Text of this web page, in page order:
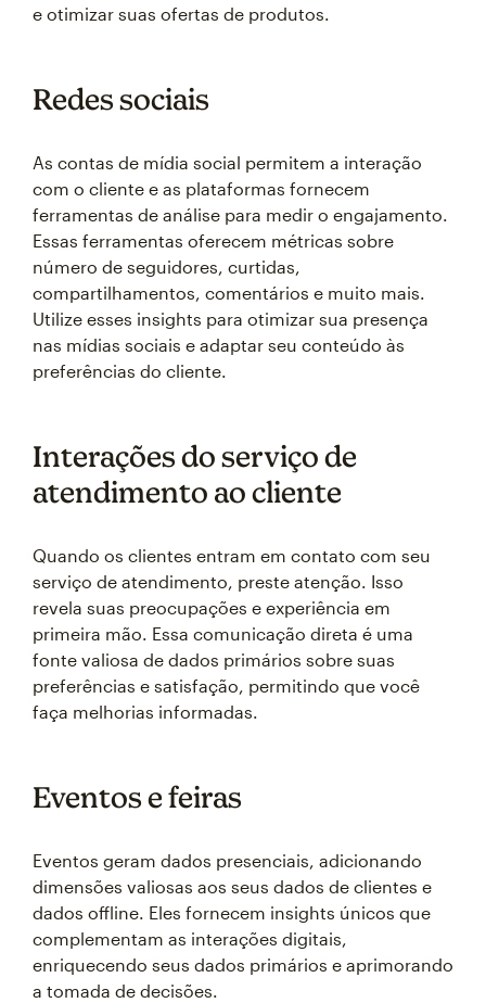
e otimizar suas ofertas de produtos.
Redes sociais
As contas de mídia social permitem a interação
com o cliente e as plataformas fornecem
ferramentas de análise para medir o engajamento.
Essas ferramentas oferecem métricas sobre
número de seguidores, curtidas,
compartilhamentos, comentários e muito mais.
Utilize esses insights para otimizar sua presença
nas mídias sociais e adaptar seu conteúdo às
preferências do cliente.
Interações do serviço de
atendimento ao cliente
Quando os clientes entram em contato com seu
serviço de atendimento, preste atenção. Isso
revela suas preocupações e experiência em
primeira mão. Essa comunicação direta é uma
fonte valiosa de dados primários sobre suas
preferências e satisfação, permitindo que você
faça melhorias informadas.
Eventos e feiras
Eventos geram dados presenciais, adicionando
dimensões valiosas aos seus dados de clientes e
dados offline. Eles fornecem insights únicos que
complementam as interações digitais,
enriquecendo seus dados primários e aprimorando
a tomada de decisões.